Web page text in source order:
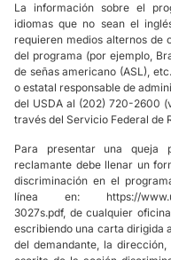
La información sobre el
idiomas que no sean el
requieren medios alternos de
del programa (por ejemplo,
de señas americano (ASL),
o estatal responsable de
del USDA al (202) 720-2600
través del Servicio Federal de
Para presentar una queja
reclamante debe llenar un
discriminación en el
línea en: https://
3027s.pdf, de cualquier oficina
escribiendo una carta dirigida
del demandante, la